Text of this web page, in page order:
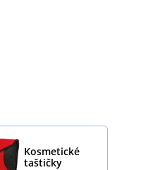
Kosmetické
taštičky